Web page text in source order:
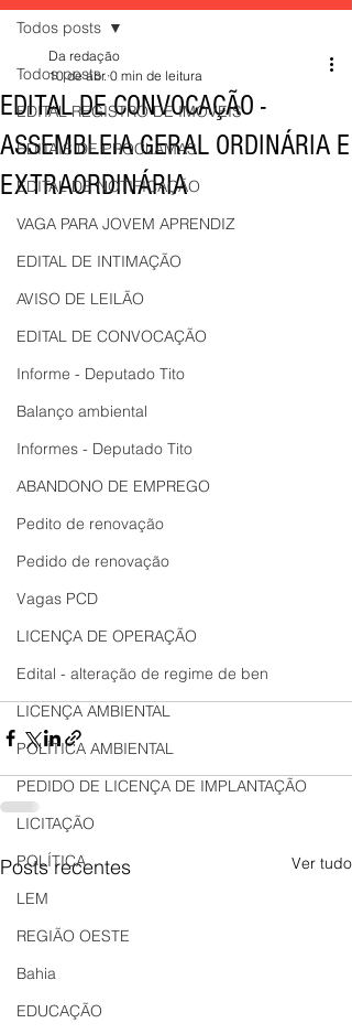
Todos posts
EDITAL REGISTRO DE IMÓVEIS
EDITAIS DE PROCLAMAS
EDITAL DE NOTIFICAÇÃO
VAGA PARA JOVEM APRENDIZ
EDITAL DE INTIMAÇÃO
AVISO DE LEILÃO
EDITAL DE CONVOCAÇÃO
Informe - Deputado Tito
Balanço ambiental
Informes - Deputado Tito
ABANDONO DE EMPREGO
Pedito de renovação
Pedido de renovação
Vagas PCD
LICENÇA DE OPERAÇÃO
Edital - alteração de regime de ben
LICENÇA AMBIENTAL
POLÍTICA AMBIENTAL
PEDIDO DE LICENÇA DE IMPLANTAÇÃO
LICITAÇÃO
POLÍTICA
LEM
REGIÃO OESTE
Bahia
EDUCAÇÃO
Todos posts
EDITAL DE CONVOCAÇÃO -
ASSEMBLEIA GERAL ORDINÁRIA E
EXTRAORDINÁRIA
Da redação
10 de abr. 0 min de leitura
Posts recentes Ver tudo